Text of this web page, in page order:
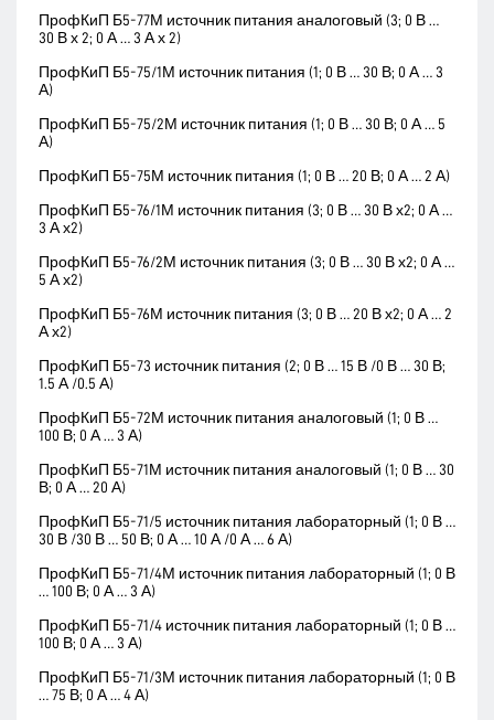
ПрофКиП Б5-77М источник питания аналоговый (3; 0 В …
30 В х 2; 0 А … 3 А х 2)
ПрофКиП Б5-75/1М источник питания (1; 0 В … 30 В; 0 А … 3
А)
ПрофКиП Б5-75/2М источник питания (1; 0 В … 30 В; 0 А … 5
А)
ПрофКиП Б5-75М источник питания (1; 0 В … 20 В; 0 А … 2 А)
ПрофКиП Б5-76/1М источник питания (3; 0 В … 30 В х2; 0 А …
3 А х2)
ПрофКиП Б5-76/2М источник питания (3; 0 В … 30 В х2; 0 А …
5 А х2)
ПрофКиП Б5-76М источник питания (3; 0 В … 20 В х2; 0 А … 2
А х2)
ПрофКиП Б5-73 источник питания (2; 0 В … 15 В /0 В … 30 В;
1.5 А /0.5 А)
ПрофКиП Б5-72М источник питания аналоговый (1; 0 В …
100 В; 0 А … 3 А)
ПрофКиП Б5-71М источник питания аналоговый (1; 0 В … 30
В; 0 А … 20 А)
ПрофКиП Б5-71/5 источник питания лабораторный (1; 0 В …
30 В /30 В … 50 В; 0 А … 10 А /0 А … 6 А)
ПрофКиП Б5-71/4М источник питания лабораторный (1; 0 В
… 100 В; 0 А … 3 А)
ПрофКиП Б5-71/4 источник питания лабораторный (1; 0 В …
100 В; 0 А … 3 А)
ПрофКиП Б5-71/3М источник питания лабораторный (1; 0 В
… 75 В; 0 А … 4 А)